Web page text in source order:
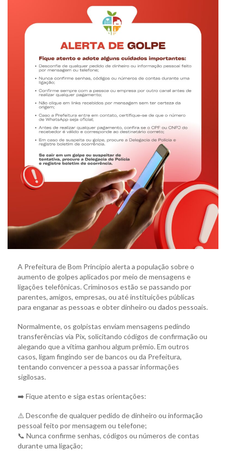
A Prefeitura de Bom Princípio alerta a população sobre o
aumento de golpes aplicados por meio de mensagens e
ligações telefônicas. Criminosos estão se passando por
parentes, amigos, empresas, ou até instituições públicas
para enganar as pessoas e obter dinheiro ou dados pessoais.
Normalmente, os golpistas enviam mensagens pedindo
transferências via Pix, solicitando códigos de confirmação ou
alegando que a vítima ganhou algum prêmio. Em outros
casos, ligam fingindo ser de bancos ou da Prefeitura,
tentando convencer a pessoa a passar informações
sigilosas.
➡️ Fique atento e siga estas orientações:
⚠️ Desconfie de qualquer pedido de dinheiro ou informação
pessoal feito por mensagem ou telefone;
📞 Nunca confirme senhas, códigos ou números de contas
durante uma ligação;